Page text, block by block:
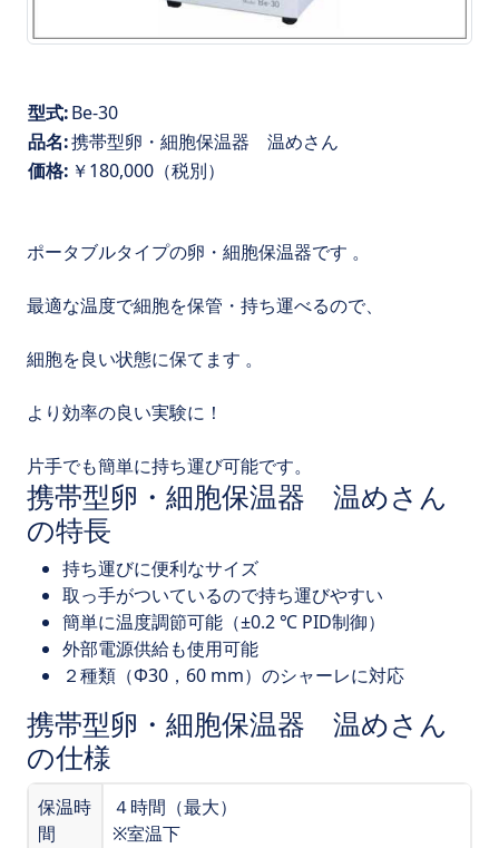
型式:Be-30
品名:携帯型卵・細胞保温器 温めさん
価格: ￥180,000（税別）
ポータブルタイプの卵・細胞保温器です 。
最適な温度で細胞を保管・持ち運べるので、
細胞を良い状態に保てます 。
より効率の良い実験に！
片手でも簡単に持ち運び可能です。
携帯型卵・細胞保温器 温めさん
の特長
持ち運びに便利なサイズ
取っ手がついているので持ち運びやすい
簡単に温度調節可能（±0.2 ℃ PID制御）
外部電源供給も使用可能
２種類（Φ30，60 mm）のシャーレに対応
携帯型卵・細胞保温器 温めさん
の仕様
保温時
間
４時間（最大）
※室温下